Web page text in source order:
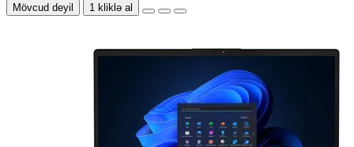
Mövcud deyil 1 kliklə al